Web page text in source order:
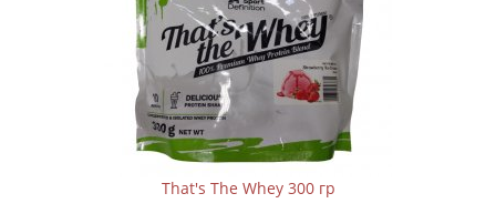
That's The Whey 300 гр